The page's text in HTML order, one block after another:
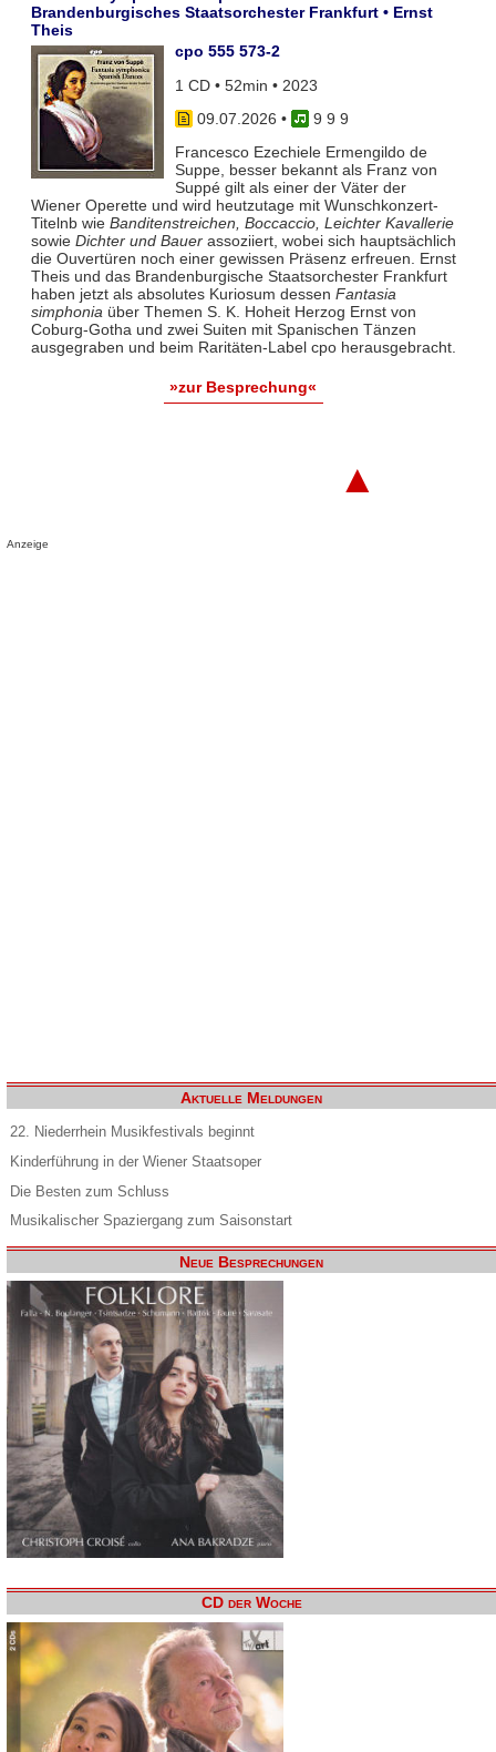
Brandenburgisches Staatsorchester Frankfurt • Ernst
Theis
cpo 555 573-2
1 CD • 52min • 2023
09.07.2026 •
9 9 9
Francesco Ezechiele Ermengildo de
Suppe, besser bekannt als Franz von
Suppé gilt als einer der Väter der
Wiener Operette und wird heutzutage mit Wunschkonzert-
Titelnb wie Banditenstreichen, Boccaccio, Leichter Kavallerie
sowie Dichter und Bauerassoziiert, wobei sich hauptsächlich
die Ouvertüren noch einer gewissen Präsenz erfreuen. Ernst
Theis und das Brandenburgische Staatsorchester Frankfurt
haben jetzt als absolutes Kuriosum dessen Fantasia
simphoniaüber Themen S. K. Hoheit Herzog Ernst von
Coburg-Gotha und zwei Suiten mit Spanischen Tänzen
ausgegraben und beim Raritäten-Label cpo herausgebracht.
»zur Besprechung«
▲
Anzeige
Aktuelle Meldungen
22. Niederrhein Musikfestivals beginnt
Kinderführung in der Wiener Staatsoper
Die Besten zum Schluss
Musikalischer Spaziergang zum Saisonstart
Neue Besprechungen
CD der Woche